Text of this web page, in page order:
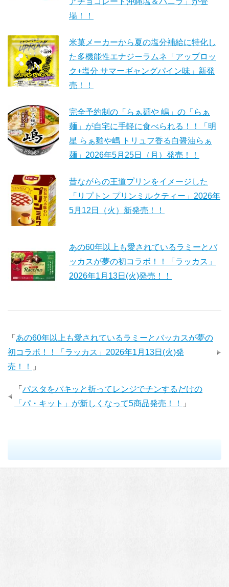
場！！
米菓メーカーから夏の塩分補給に特化し
た多機能性エナジーラムネ「アップロッ
ク+塩分 サマーギャングパイン味」新発
売！！
完全予約制の「らぁ麺や 嶋」の「らぁ
麺」が自宅に手軽に食べられる！！「明
星 らぁ麺や嶋 トリュフ香る白醤油らぁ
麺」2026年5月25日（月）発売！！
昔ながらの王道プリンをイメージした
「リプトン プリンミルクティー」2026年
5月12日（火）新発売！！
あの60年以上も愛されているラミーとバ
ッカスが夢の初コラボ！！「ラッカス」
2026年1月13日(火)発売！！
「 あの60年以上も愛されているラミーとバッカスが夢の
初コラボ！！「ラッカス」2026年1月13日(火)発
売！！
」
「 パスタをパキッと折ってレンジでチンするだけの
「パ・キット」が新しくなって5商品発売！！
」